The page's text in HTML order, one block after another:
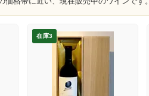
在庫3